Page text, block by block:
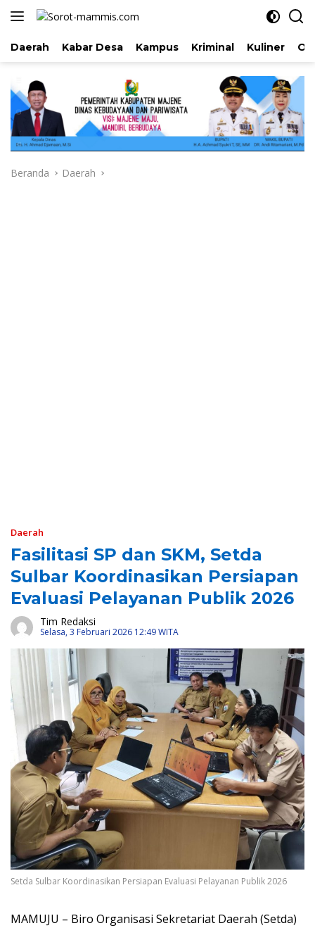
Langsung
Daerah Kabar Desa Kampus Kriminal Kuliner
Beranda Daerah
Daerah
Fasilitasi SP dan SKM, Setda
Sulbar Koordinasikan Persiapan
Evaluasi Pelayanan Publik 2026
Tim Redaksi
Selasa, 3 Februari 2026 12:49 WITA
Setda Sulbar Koordinasikan Persiapan Evaluasi Pelayanan Publik 2026
MAMUJU – Biro Organisasi Sekretariat Daerah (Setda)